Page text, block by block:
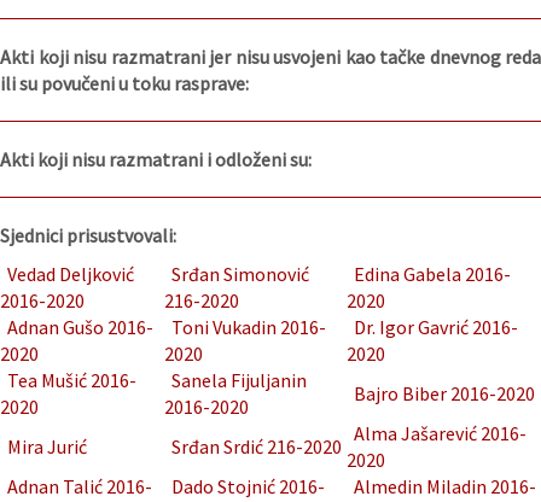
Akti koji nisu razmatrani jer nisu usvojeni kao tačke dnevnog reda
ili su povučeni u toku rasprave:
Akti koji nisu razmatrani i odloženi su:
Sjednici prisustvovali:
Vedad Deljković
2016-2020
Srđan Simonović
216-2020
Edina Gabela 2016-
2020
Adnan Gušo 2016-
2020
Toni Vukadin 2016-
2020
Dr. Igor Gavrić 2016-
2020
Tea Mušić 2016-
2020
Sanela Fijuljanin
2016-2020
Bajro Biber 2016-2020
Mira Jurić Srđan Srdić 216-2020
Alma Jašarević 2016-
2020
Adnan Talić 2016-
Dado Stojnić 2016-
Almedin Miladin 2016-